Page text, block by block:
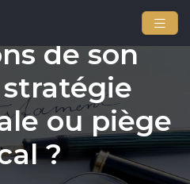
de son
ou piège
?